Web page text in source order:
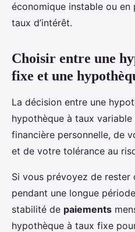
économique instable ou en
taux d’intérêt.
Choisir entre une
fixe et une
La décision entre une
hypothèque à taux
financière personnelle, de
et de votre tolérance au
Si vous prévoyez de rester
pendant une longue
stabilité de paiements
hypothèque à taux fixe